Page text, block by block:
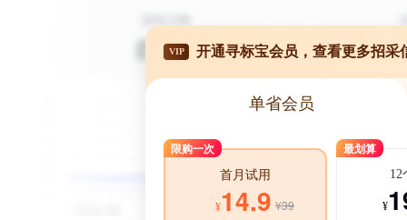
VIP 开通寻标宝会员，查看更多招采
单省会员
限购一次
首月试用
¥14.9 ¥39
最划算
12
¥